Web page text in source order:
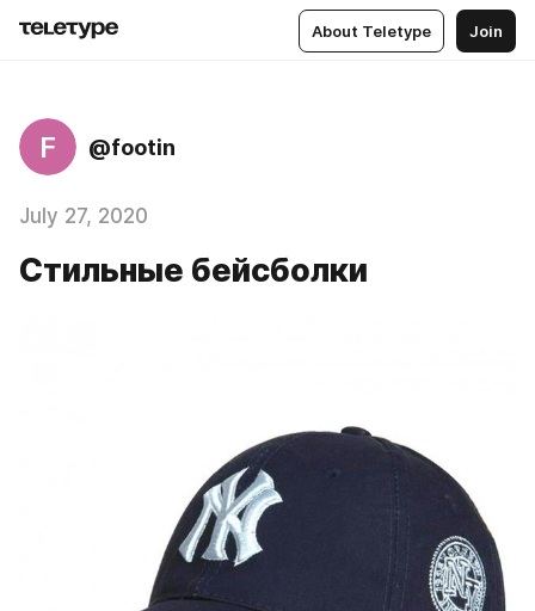
About Teletype Join
F @footin
July 27, 2020
Стильные бейсболки